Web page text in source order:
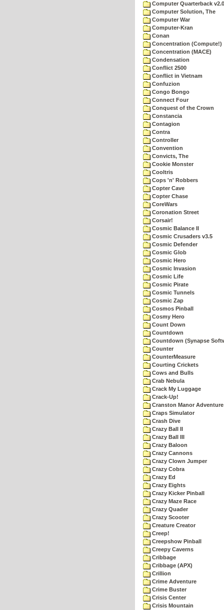
Computer Quarterback v2.0
Computer Solution, The
Computer War
Computer-Kran
Conan
Concentration (Compute!)
Concentration (MACE)
Condensation
Conflict 2500
Conflict in Vietnam
Confuzion
Congo Bongo
Connect Four
Conquest of the Crown
Constancia
Contagion
Contra
Controller
Convention
Convicts, The
Cookie Monster
Cooltris
Cops 'n' Robbers
Copter Cave
Copter Chase
CoreWars
Coronation Street
Corsair!
Cosmic Balance II
Cosmic Crusaders v3.5
Cosmic Defender
Cosmic Glob
Cosmic Hero
Cosmic Invasion
Cosmic Life
Cosmic Pirate
Cosmic Tunnels
Cosmic Zap
Cosmos Pinball
Cosmy Hero
Count Down
Countdown
Countdown (Synapse
Counter
CounterMeasure
Courting Crickets
Cows and Bulls
Crab Nebula
Crack My Luggage
Crack-Up!
Cranston Manor Adventure
Craps Simulator
Crash Dive
Crazy Ball II
Crazy Ball III
Crazy Baloon
Crazy Cannons
Crazy Clown Jumper
Crazy Cobra
Crazy Ed
Crazy Eights
Crazy Kicker Pinball
Crazy Maze Race
Crazy Quader
Crazy Scooter
Creature Creator
Creep!
Creepshow Pinball
Creepy Caverns
Cribbage
Cribbage (APX)
Crillion
Crime Adventure
Crime Buster
Crisis Center
Crisis Mountain